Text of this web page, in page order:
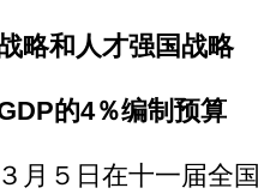
略和人才强国战略
的4％编制预算
５日在十一届全